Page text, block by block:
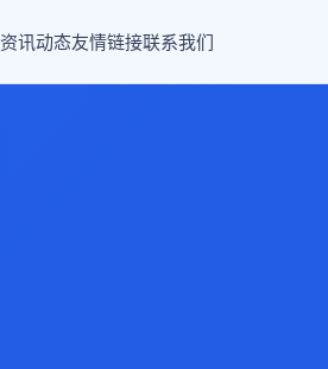
资讯动态友情链接联系我们